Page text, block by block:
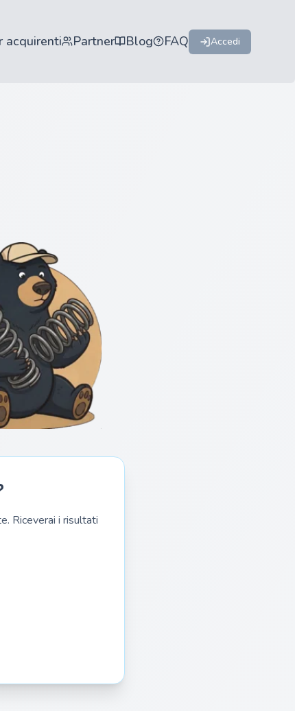
acquirenti Partner Blog FAQ Accedi
Riceverai i risultati